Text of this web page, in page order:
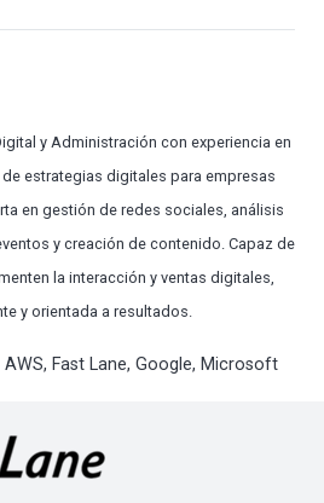
y Administración con experiencia en
estrategias digitales para empresas
en gestión de redes sociales, análisis
y creación de contenido. Capaz de
la interacción y ventas digitales,
y orientada a resultados.
AWS, Fast Lane, Google, Microsoft